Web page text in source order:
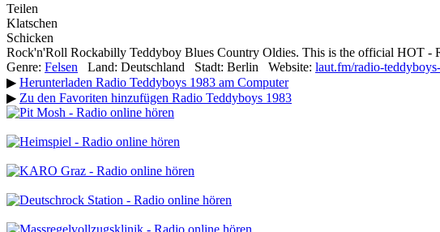
Teilen
Klatschen
Schicken
Rock'n'Roll Rockabilly Teddyboy Blues Country Oldies. This is the official HOT
Genre: Felsen Land: Deutschland Stadt: Berlin Website: laut.fm/radio-
▶ Herunterladen Radio Teddyboys 1983 am Computer
▶ Zu den Favoriten hinzufügen Radio Teddyboys 1983